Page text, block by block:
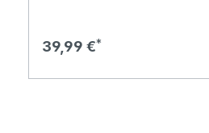
Regulärer Preis:
39,99 €